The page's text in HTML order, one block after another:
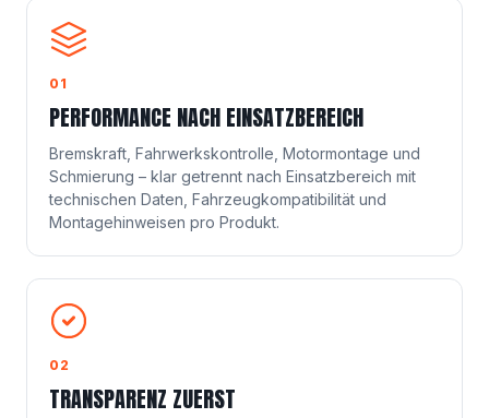
01
PERFORMANCE NACH EINSATZBEREICH
Bremskraft, Fahrwerkskontrolle, Motormontage und
Schmierung – klar getrennt nach Einsatzbereich mit
technischen Daten, Fahrzeugkompatibilität und
Montagehinweisen pro Produkt.
02
TRANSPARENZ ZUERST